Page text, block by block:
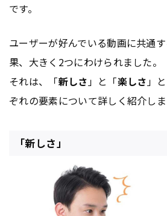
です。
ユーザーが好んでいる動画に共通
果、大きく2つにわけられました。
それは、「新しさ」と「楽しさ」
ぞれの要素について詳しく紹介しま
「新しさ」